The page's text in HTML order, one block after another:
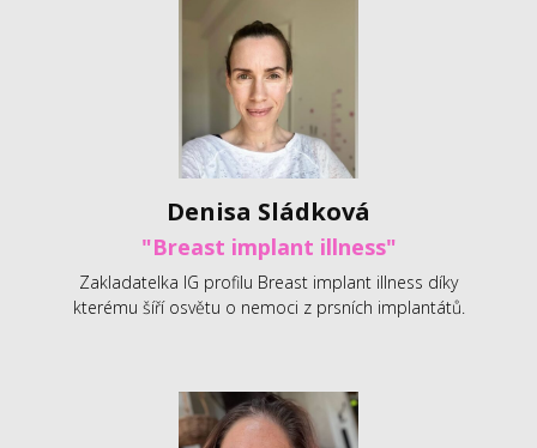
Denisa Sládková
"Breast implant illness"
Zakladatelka IG profilu Breast implant illness díky
kterému šíří osvětu o nemoci z prsních implantátů.